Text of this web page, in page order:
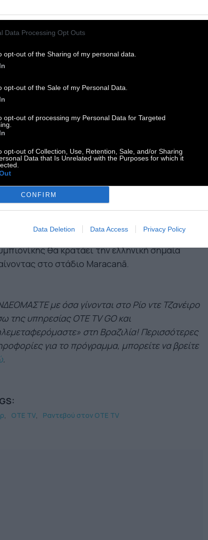
Data Processing Opt Outs
opt-out of the Sharing of my personal data.
opt-out of the Sale of my Personal Data.
opt-out of processing my Personal Data for Targeted
opt-out of Collection, Use, Retention, Sale, and/or Sharing
Data that Is Unrelated with the Purposes for which it
CONFIRM
Data Deletion Data Access Privacy Policy
αθλητές της υφηλίου αφού τα OTE
1HD, OTE Sport 2HD, ΟΤΕ Sport 3HD και τα
ώρες live προγράμματος, ξεκινώντας από την
θα απολαύσουμε ζωντανά.
ΕΝΑΡΞΗΣ:Για την τελετή έναρξης
μεταξύ άλλων, ο Βραζιλιάνος
Κηπουρός) και η πιο δημοφιλής
της χώρας,
«Σημαιοφόρος» της γιορτής θα είναι η
Bündchenενώ σημαιοφόρος της Ελλάδας
πρώτη φορά θα είναι γυναίκα: η Σοφία
ιστιοπλόος και δύο φορές
θα κρατάει την ελληνική σημαία
στο στάδιο Maracanã.
με όσα γίνονται στο Ρίο ντε Τζανέιρο
της υπηρεσίας OTE TV GO και
στη Βραζιλία! Περισσότερες
για το πρόγραμμα, μπορείτε να βρείτε
.
OTE TV Ραντεβού στον OTE TV